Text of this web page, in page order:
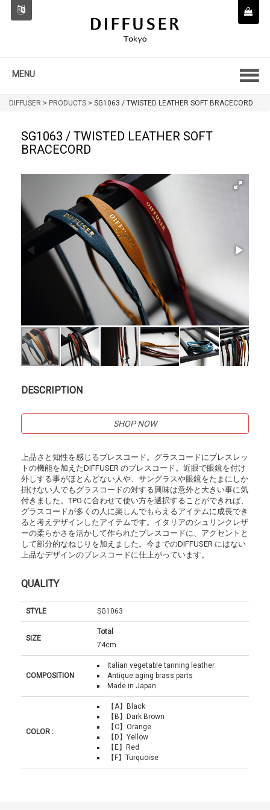
MENU
DIFFUSER > PRODUCTS > SG1063 / TWISTED LEATHER SOFT BRACECORD
SG1063 / TWISTED LEATHER SOFT
BRACECORD
DESCRIPTION
SHOP NOW
上品さと知性を感じるブレスコード。グラスコードにブレスレッ
トの機能を加えたDIFFUSER のブレスコード。近眼で眼鏡を付け
外しする事がほとんどない人や、サングラスや眼鏡をたまにしか
掛けない人でもグラスコードの対する興味は意外と大きい事に気
付きました。TPO に合わせて使い方を選択することができれば、
グラスコードが多くの人に楽しんでもらえるアイテムに成長でき
ると考えデザインしたアイテムです。イタリアのシュリンクレザ
ーの柔らかさを活かして作られたブレスコードに、アクセントと
して部分的なねじりを加えました。今までのDIFFUSER にはない
上品なデザインのブレスコードに仕上がっています。
QUALITY
STYLE SG1063
SIZE
Total
74cm
COMPOSITION
Italian vegetable tanning leather
Antique aging brass parts
Made in Japan
COLOR :
【A】Black
【B】Dark Brown
【C】Orange
【D】Yellow
【E】Red
【F】Turquoise